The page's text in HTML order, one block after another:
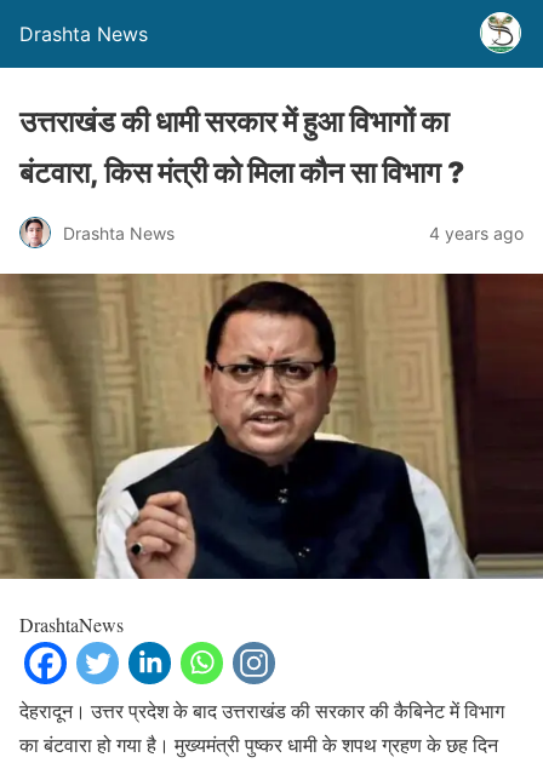
Drashta News
उत्तराखंड की धामी सरकार में हुआ विभागों का
बंटवारा, किस मंत्री को मिला कौन सा विभाग ?
Drashta News 4 years ago
DrashtaNews
देहरादून। उत्तर प्रदेश के बाद उत्तराखंड की सरकार की कैबिनेट में विभाग
का बंटवारा हो गया है। मुख्यमंत्री पुष्कर धामी के शपथ ग्रहण के छह दिन